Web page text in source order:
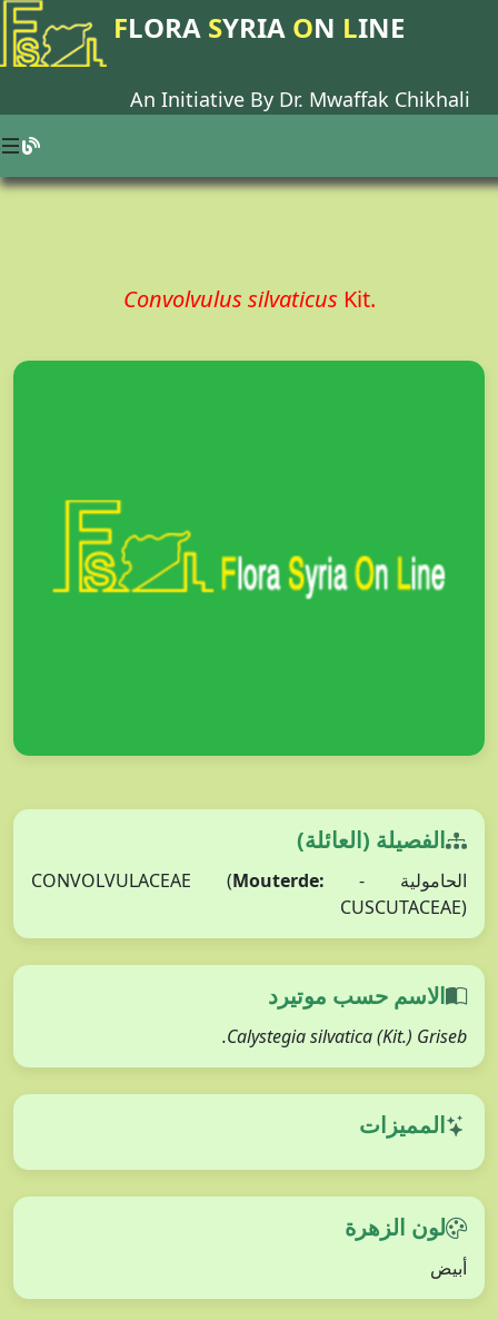
FLORA SYRIA ON LINE
An Initiative By Dr. Mwaffak Chikhali
Convolvulus silvaticus Kit.
الفصيلة (العائلة)
الحامولية - CONVOLVULACEAE ( Mouterde:
CUSCUTACEAE)
الاسم حسب موتيرد
Calystegia silvatica (Kit.) Griseb.
المميزات
لون الزهرة
أبيض